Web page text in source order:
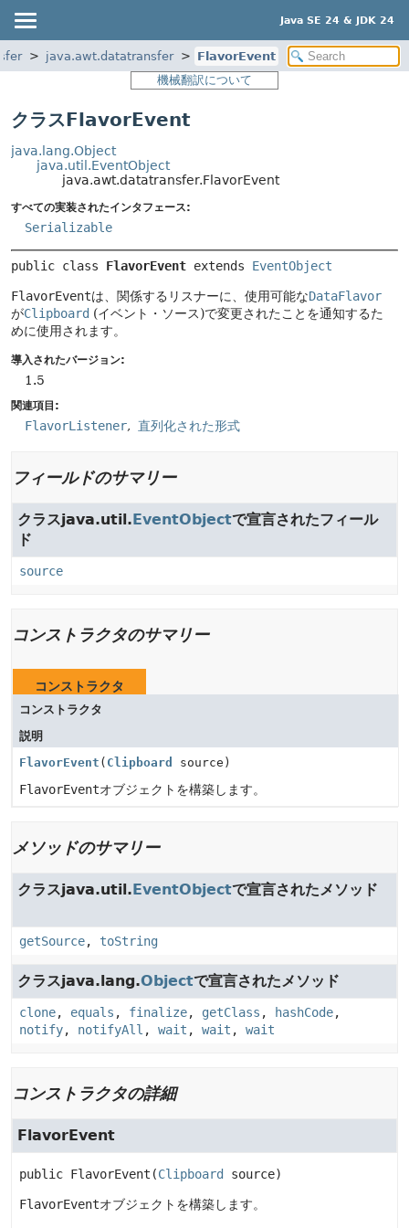
Java SE 24 & JDK 24
java.awt.datatransfer
FlavorEvent
機械翻訳について
クラスFlavorEvent
java.lang.Object
java.util.EventObject
java.awt.datatransfer.FlavorEvent
すべての実装されたインタフェース:
Serializable
public class FlavorEvent extends EventObject
FlavorEventは、関係するリスナーに、使用可能なDataFlavor
がClipboard (イベント・ソース)で変更されたことを通知するた
めに使用されます。
導入されたバージョン:
1.5
関連項目:
FlavorListener 直列化された形式
フィールドのサマリー
クラスjava.util.EventObjectで宣言されたフィール
ド
source
コンストラクタのサマリー
コンストラクタ
コンストラクタ
説明
FlavorEvent ( Clipboard source)
FlavorEventオブジェクトを構築します。
メソッドのサマリー
クラスjava.util.EventObjectで宣言されたメソッド
getSource, toString
クラスjava.lang.Objectで宣言されたメソッド
clone, equals , finalize, getClass , hashCode,
notify, notifyAll , wait , wait , wait
コンストラクタの詳細
FlavorEvent
public FlavorEvent (Clipboard source)
FlavorEventオブジェクトを構築します。